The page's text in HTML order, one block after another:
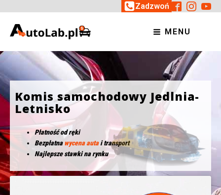
Zadzwoń
MENU
Komis samochodowy Jedlnia-
Letnisko
Płatność od ręki
Bezpłatnawycena autai transport
Najlepsze stawki na rynku